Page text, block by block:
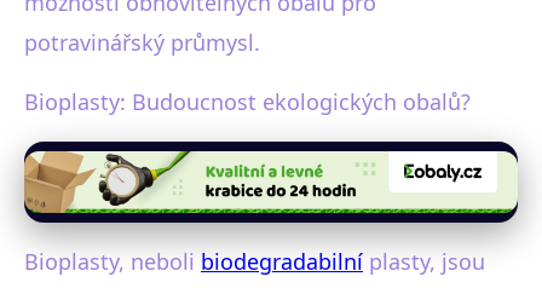
potravinářský průmysl.
Bioplasty: Budoucnost ekologických obalů?
Bioplasty, neboli biodegradabilní plasty, jsou